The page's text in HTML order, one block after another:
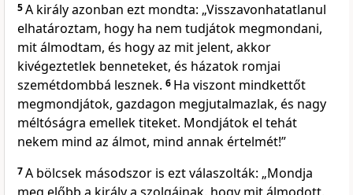
5A király azonban ezt mondta: „Visszavonhatatlanul
elhatároztam, hogy ha nem tudjátok megmondani,
mit álmodtam, és hogy az mit jelent, akkor
kivégeztetlek benneteket, és házatok romjai
szemétdombbá lesznek. 6 Ha viszont mindkettőt
megmondjátok, gazdagon megjutalmazlak, és nagy
méltóságra emellek titeket. Mondjátok el tehát
nekem mind az álmot, mind annak értelmét!”
7A bölcsek másodszor is ezt válaszolták: „Mondja